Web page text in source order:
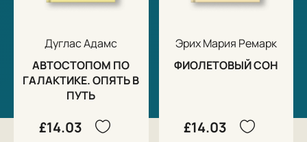
Дуглас Адамс
АВТОСТОПОМ ПО
ГАЛАКТИКЕ. ОПЯТЬ В
ПУТЬ
£14.03
Эрих Мария Ремарк
ФИОЛЕТОВЫЙ СОН
£14.03